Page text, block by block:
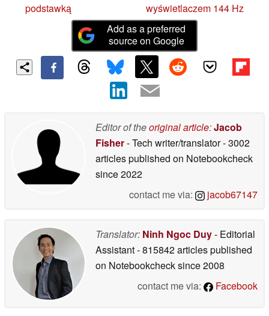
podstawką
wyświetlaczem 144 Hz
Add as a preferred
source on Google
Editor of theoriginal article:Jacob
Fisher- Tech writer/translator- 3002
articles published on Notebookcheck
since 2022
contact me via:
jacob67147
Translator: Ninh Ngoc Duy- Editorial
Assistant- 815842 articles published
on Notebookchecksince 2008
contact me via:
Facebook